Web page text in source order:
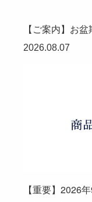
【ご案内】お
2026.08.07
【重要】2026